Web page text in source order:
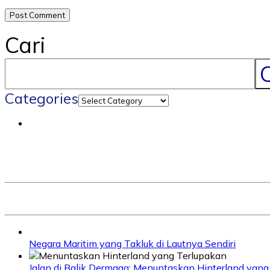
Cari
Categories
Negara Maritim yang Takluk di Lautnya Sendiri